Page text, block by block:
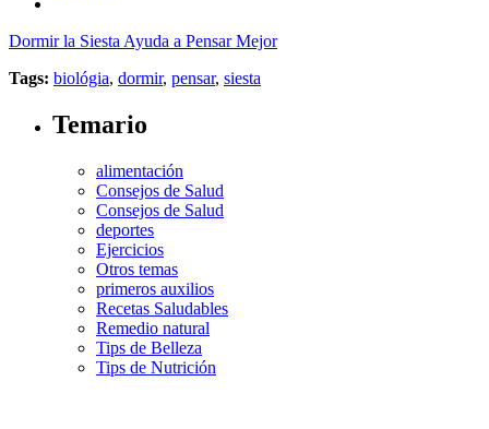
Dormir la Siesta Ayuda a Pensar Mejor
Tags: biológia, dormir, pensar, siesta
Temario
alimentación
Consejos de Salud
Consejos de Salud
deportes
Ejercicios
Otros temas
primeros auxilios
Recetas Saludables
Remedio natural
Tips de Belleza
Tips de Nutrición